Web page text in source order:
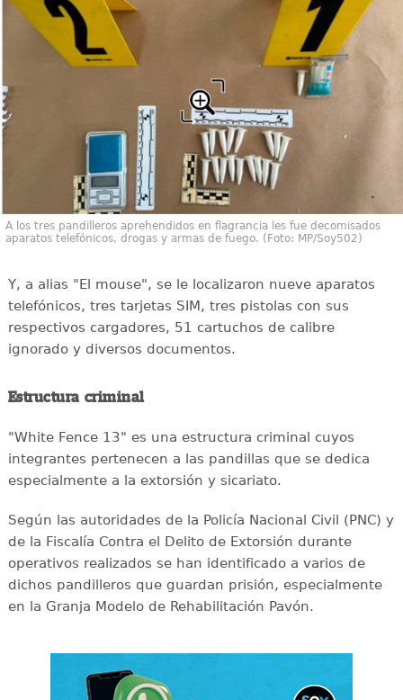
A los tres pandilleros aprehendidos en flagrancia les fue decomisados
aparatos telefónicos, drogas y armas de fuego. (Foto: MP/Soy502)
Y, a alias "El mouse", se le localizaron nueve aparatos
telefónicos, tres tarjetas SIM, tres pistolas con sus
respectivos cargadores, 51 cartuchos de calibre
ignorado y diversos documentos.
Estructura criminal
"White Fence 13" es una estructura criminal cuyos
integrantes pertenecen a las pandillas que se dedica
especialmente a la extorsión y sicariato.
Según las autoridades de la Policía Nacional Civil (PNC) y
de la Fiscalía Contra el Delito de Extorsión durante
operativos realizados se han identificado a varios de
dichos pandilleros que guardan prisión, especialmente
en la Granja Modelo de Rehabilitación Pavón.